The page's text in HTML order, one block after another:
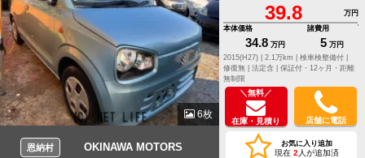
6枚
恩納村 OKINAWA MOTORS
39.8
万円
本体価格
34.8 万円
諸費用
5 万円
2015(H27) |
2.1万km |
検車検整備付 |
修復無 | 法定含 | 保証付・12ヶ月・距離
無制限
＼無料／
在庫・見積り 店舗に電話
お気に入り追加
現在 2 人が追加済